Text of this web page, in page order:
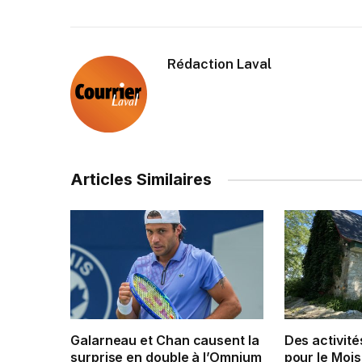
Rédaction Laval
Articles Similaires
Galarneau et Chan causent la
surprise en double à l’Omnium
Des
pour le